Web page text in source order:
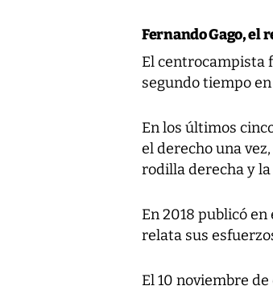
Fernando Gago, el
El centrocampista
segundo tiempo
En los últimos
el derecho una
rodilla derecha y
En 2018 publicó
relata sus
El 10 noviembre